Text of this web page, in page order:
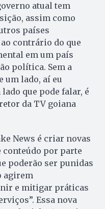
atual tem
assim como
países
contrário do que
em um país
política. Sem a
um lado, aí eu
que pode falar, é
da TV goiana
News é criar novas
conteúdo por parte
poderão ser punidas
agirem
e mitigar práticas
Essa nova